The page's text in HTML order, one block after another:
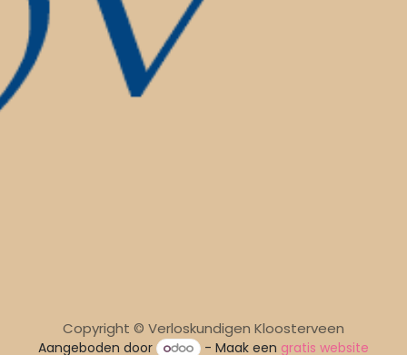
Copyright © Verloskundigen Kloosterveen
Aangeboden door - Maak een gratis website